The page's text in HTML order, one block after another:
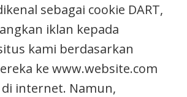
sebagai cookie DART,
iklan kepada
kami berdasarkan
ke www.website.com
internet. Namun,